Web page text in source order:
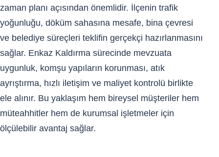
zaman planı açısından önemlidir. İlçenin trafik
yoğunluğu, döküm sahasına mesafe, bina çevresi
ve belediye süreçleri teklifin gerçekçi hazırlanmasını
sağlar. Enkaz Kaldırma sürecinde mevzuata
uygunluk, komşu yapıların korunması, atık
ayrıştırma, hızlı iletişim ve maliyet kontrolü birlikte
ele alınır. Bu yaklaşım hem bireysel müşteriler hem
müteahhitler hem de kurumsal işletmeler için
ölçülebilir avantaj sağlar.